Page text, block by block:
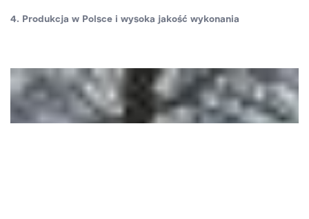
4. Produkcja w Polsce i wysoka jakość wykonania